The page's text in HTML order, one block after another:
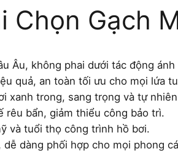
Chọn Gạch
Âu, không phai dưới tác động
quả, an toàn tối ưu cho mọi lứa
xanh trong, sang trọng và tự
rêu bẩn, giảm thiểu công bảo trì.
và tuổi thọ công trình hồ bơi.
dễ dàng phối hợp cho mọi phong